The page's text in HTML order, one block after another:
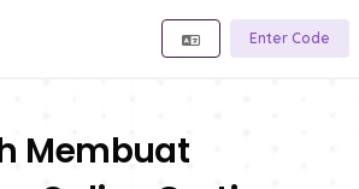
Enter Code
Membuat